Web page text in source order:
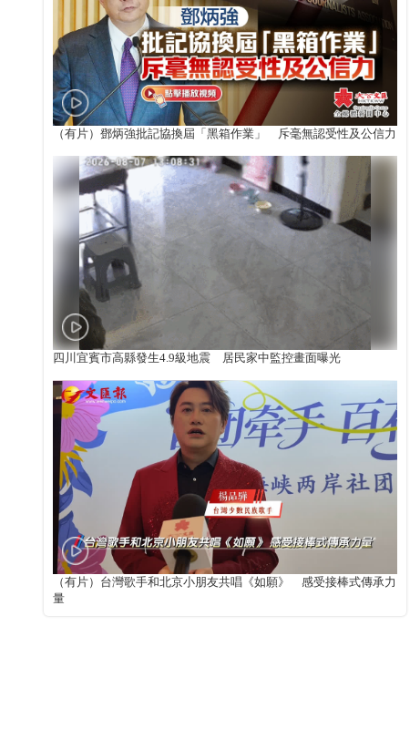
（有片）鄧炳強批記協換屆「黑箱作業」 斥毫無認受性及公信力
四川宜賓市高縣發生4.9級地震 居民家中監控畫面曝光
（有片）台灣歌手和北京小朋友共唱《如願》 感受接棒式傳承力
量